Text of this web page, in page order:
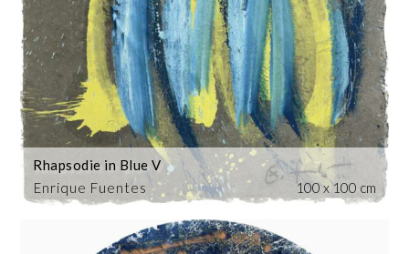
Enrique Fuentes
Rhapsodie in Blue V
100 x 100 cm